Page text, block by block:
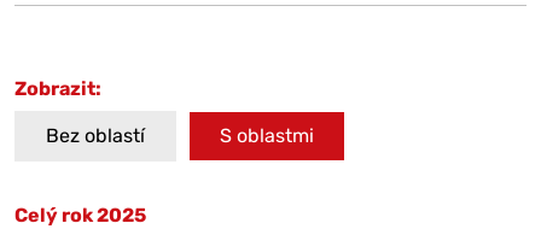
Zobrazit:
Bez oblastí S oblastmi
Celý rok 2025